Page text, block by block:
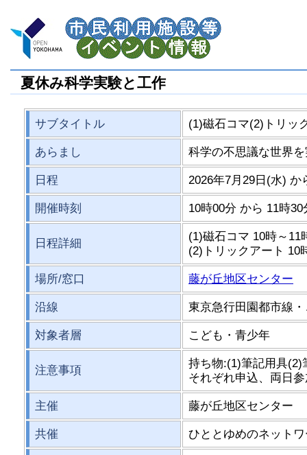
夏休み科学実験と工作
サブタイトル (1)磁石コマ(2)トリッ
あらまし 科学の不思議な世界
日程 2026年7月29日(水) か
開催時刻 10時00分 から 11時30
日程詳細
(1)磁石コマ 10時～11
(2)トリックアート 10
場所/窓口 藤が丘地区センター
沿線 東京急行田園都市線
対象者層 こども・青少年
注意事項
持ち物:(1)筆記用具(2)
それぞれ申込、両日
主催 藤が丘地区センター
共催 ひととゆめのネット